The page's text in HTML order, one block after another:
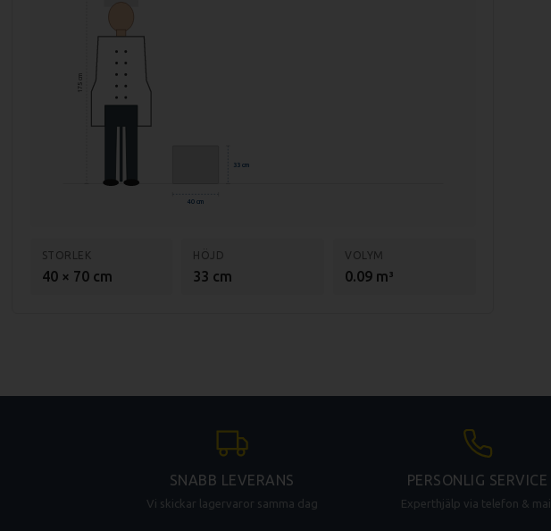
175 cm
33 cm
40 cm
STORLEK
40 × 70 cm
HÖJD
33 cm
VOLYM
0.09 m³
SNABB LEVERANS
Vi skickar lagervaror samma dag
PERSONLIG SERVICE
Experthjälp via telefon & mail